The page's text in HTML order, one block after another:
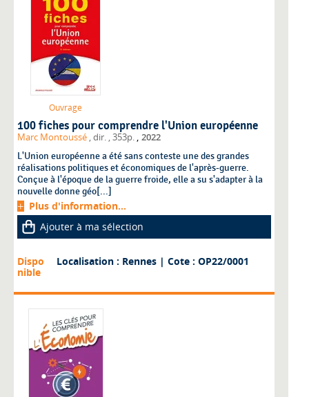
Ouvrage
100 fiches pour comprendre l'Union européenne
Marc Montoussé , dir. , 353p. 2022
L'Union européenne a été sans conteste une des grandes
réalisations politiques et économiques de l'après-guerre.
Conçue à l'époque de la guerre froide, elle a su s'adapter à la
nouvelle donne géo[...]
Plus d'information...
Ajouter à ma sélection
Dispo
nible
Localisation : Rennes | Cote : OP22/0001